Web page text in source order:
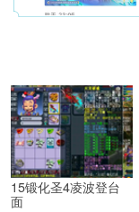
15锻化圣4凌波登台
面